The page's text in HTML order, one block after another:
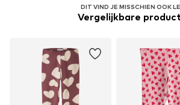
DIT VIND JE MISSCHIEN OOK
Vergelijkbare